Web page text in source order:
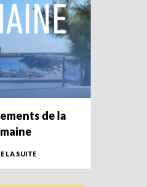
de la
LA SUITE